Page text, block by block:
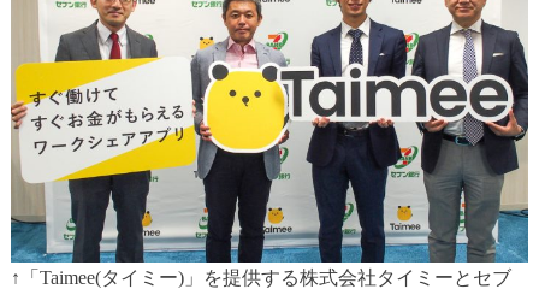
↑「Taimee(タイミー)」を提供する株式会社タイミーとセブ